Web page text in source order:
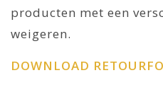
producten met een
weigeren.
DOWNLOAD